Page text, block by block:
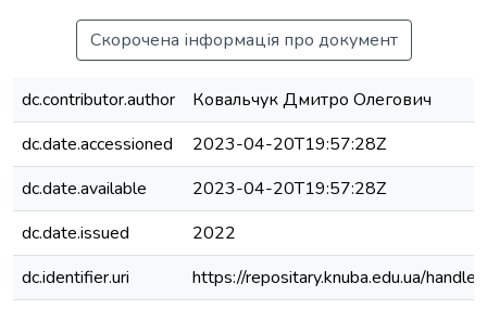
Скорочена інформація про документ
dc.contributor.author
Ковальчук Дмитро Олегович
dc.date.accessioned
2023-04-20T19:57:28Z
dc.date.available
2023-04-20T19:57:28Z
dc.date.issued
2022
dc.identifier.uri
https://repositary.knuba.edu.ua/